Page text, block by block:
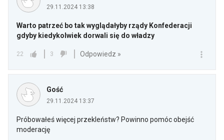
29.11.2024 13:38
Warto patrzeć bo tak wyglądałyby rządy Konfederacji
gdyby kiedykolwiek dorwali się do władzy
22 3 Odpowiedz »
Gość
29.11.2024 13:37
Próbowałeś więcej przekleństw? Powinno pomóc obejść
moderację